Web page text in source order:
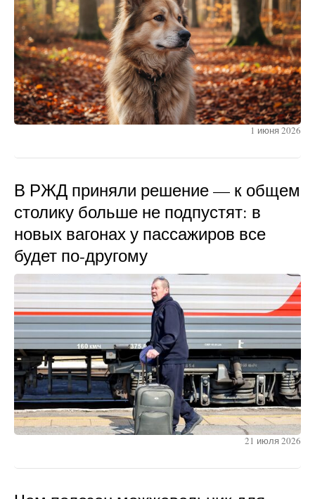
1 июня 2026
В РЖД приняли решение — к общем
столику больше не подпустят: в
новых вагонах у пассажиров все
будет по-другому
21 июля 2026